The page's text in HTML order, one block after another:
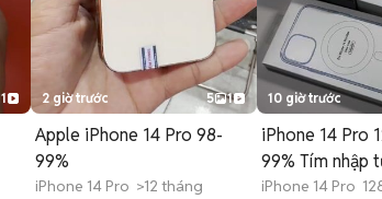
1 2 giờ trước 5 1
Apple iPhone 14 Pro 98-
99%
iPhone 14 Pro >12 tháng
10 giờ trước
iPhone 14 Pro
99% Tím nhập
iPhone 14 Pro